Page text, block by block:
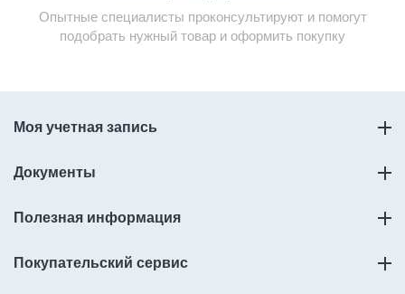
Опытные специалисты проконсультируют и помогут
подобрать нужный товар и оформить покупку
Моя учетная запись
Документы
Полезная информация
Покупательский сервис